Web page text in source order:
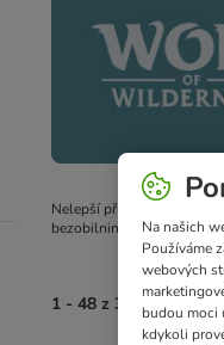
Nelepší přítel člověka -
bezobilninové
1 - 48 z 398 výsledků
Na našich
Používáme
webových
budou moci
kdykoli